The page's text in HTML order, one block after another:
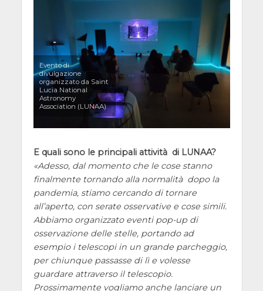
Evento di
divulgazione
organizzato da Saint
Lucia National
Astronomy
Association (LUNAA).
E quali sono le principali attività di LUNAA?
Adesso, dal momento che le cose stanno
finalmente tornando alla normalità dopo la
pandemia, stiamo cercando di tornare
all’aperto, con serate osservative e cose simili.
Abbiamo organizzato eventi pop-up di
osservazione delle stelle, portando ad
esempio i telescopi in un grande parcheggio,
per chiunque passasse di lì e volesse
guardare attraverso il telescopio.
Prossimamente vogliamo anche lanciare un